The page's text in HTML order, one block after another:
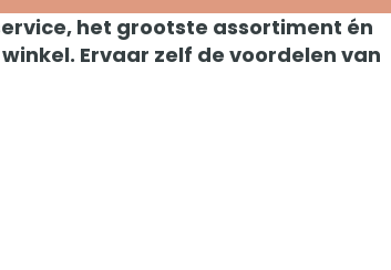
het grootste assortiment én
Ervaar zelf de voordelen van